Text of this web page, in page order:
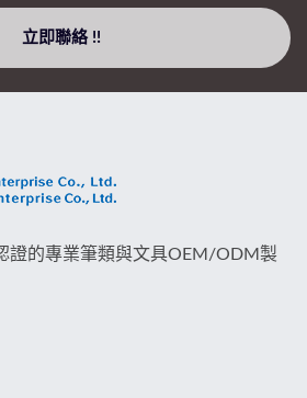
立即聯絡 !!
證的專業筆類與文具OEM/ODM製